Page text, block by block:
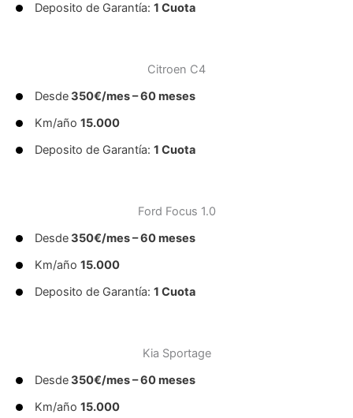
Deposito de Garantía: 1 Cuota
Citroen C4
Desde350€/mes – 60 meses
Km/año 15.000
Deposito de Garantía: 1 Cuota
Ford Focus 1.0
Desde350€/mes – 60 meses
Km/año 15.000
Deposito de Garantía: 1 Cuota
Kia Sportage
Desde350€/mes – 60 meses
Km/año 15.000